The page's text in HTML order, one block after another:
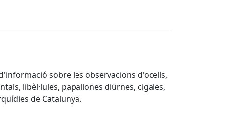
sobre les observacions d'ocells,
libèl·lules, papallones diürnes, cigales,
de Catalunya.